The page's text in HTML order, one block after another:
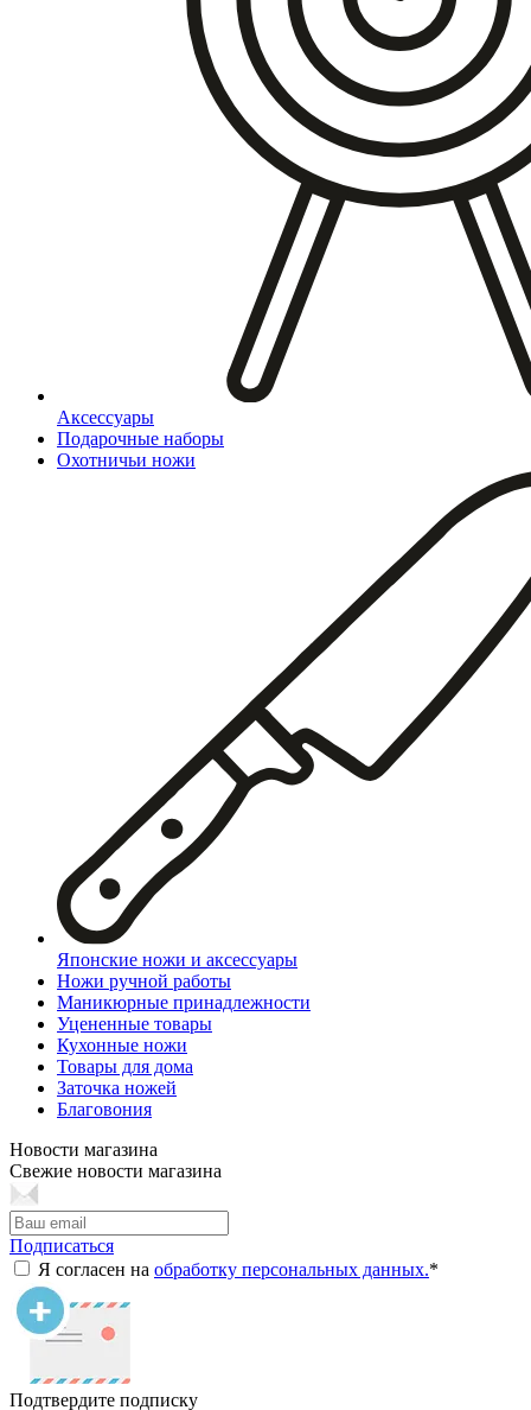
Аксессуары
Подарочные наборы
Охотничьи ножи
Японские ножи и аксессуары
Ножи ручной работы
Маникюрные принадлежности
Уцененные товары
Кухонные ножи
Товары для дома
Заточка ножей
Благовония
Новости магазина
Свежие новости магазина
Подписаться
Я согласен на обработку персональных данных.*
Подтвердите подписку